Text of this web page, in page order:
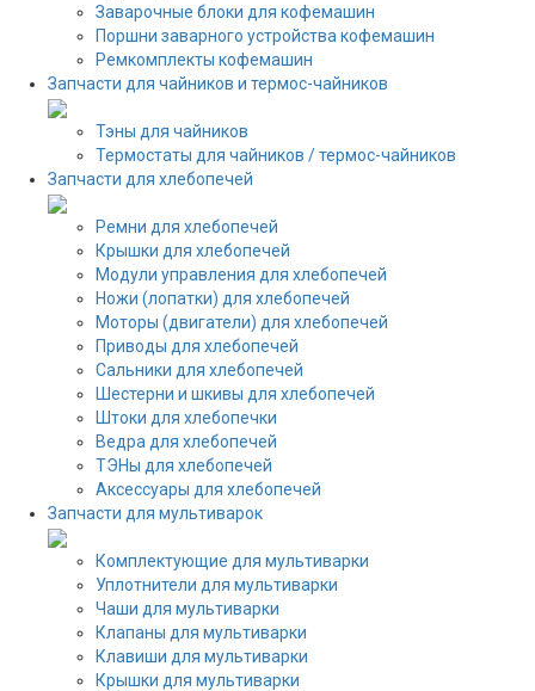
Заварочные блоки для кофемашин
Поршни заварного устройства кофемашин
Ремкомплекты кофемашин
Запчасти для чайников и термос-чайников
Тэны для чайников
Термостаты для чайников / термос-чайников
Запчасти для хлебопечей
Ремни для хлебопечей
Крышки для хлебопечей
Модули управления для хлебопечей
Ножи (лопатки) для хлебопечей
Моторы (двигатели) для хлебопечей
Приводы для хлебопечей
Сальники для хлебопечей
Шестерни и шкивы для хлебопечей
Штоки для хлебопечки
Ведра для хлебопечей
ТЭНы для хлебопечей
Аксессуары для хлебопечей
Запчасти для мультиварок
Комплектующие для мультиварки
Уплотнители для мультиварки
Чаши для мультиварки
Клапаны для мультиварки
Клавиши для мультиварки
Крышки для мультиварки